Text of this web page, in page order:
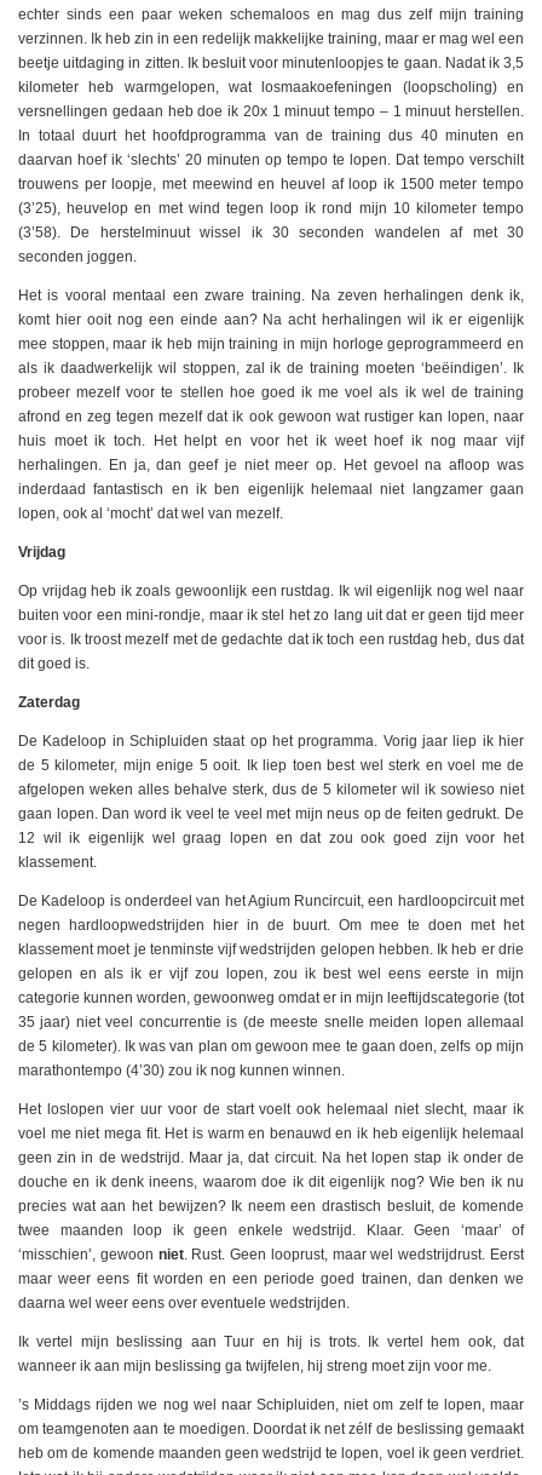
echter sinds een paar weken schemaloos en mag dus zelf mijn training
verzinnen. Ik heb zin in een redelijk makkelijke training, maar er mag wel een
beetje uitdaging in zitten. Ik besluit voor minutenloopjes te gaan. Nadat ik 3,5
kilometer heb warmgelopen, wat losmaakoefeningen (loopscholing) en
versnellingen gedaan heb doe ik 20x 1 minuut tempo – 1 minuut herstellen.
In totaal duurt het hoofdprogramma van de training dus 40 minuten en
daarvan hoef ik ‘slechts’ 20 minuten op tempo te lopen. Dat tempo verschilt
trouwens per loopje, met meewind en heuvel af loop ik 1500 meter tempo
(3’25), heuvelop en met wind tegen loop ik rond mijn 10 kilometer tempo
(3’58). De herstelminuut wissel ik 30 seconden wandelen af met 30
seconden joggen.
Het is vooral mentaal een zware training. Na zeven herhalingen denk ik,
komt hier ooit nog een einde aan? Na acht herhalingen wil ik er eigenlijk
mee stoppen, maar ik heb mijn training in mijn horloge geprogrammeerd en
als ik daadwerkelijk wil stoppen, zal ik de training moeten ‘beëindigen’. Ik
probeer mezelf voor te stellen hoe goed ik me voel als ik wel de training
afrond en zeg tegen mezelf dat ik ook gewoon wat rustiger kan lopen, naar
huis moet ik toch. Het helpt en voor het ik weet hoef ik nog maar vijf
herhalingen. En ja, dan geef je niet meer op. Het gevoel na afloop was
inderdaad fantastisch en ik ben eigenlijk helemaal niet langzamer gaan
lopen, ook al ‘mocht’ dat wel van mezelf.
Vrijdag
Op vrijdag heb ik zoals gewoonlijk een rustdag. Ik wil eigenlijk nog wel naar
buiten voor een mini-rondje, maar ik stel het zo lang uit dat er geen tijd meer
voor is. Ik troost mezelf met de gedachte dat ik toch een rustdag heb, dus dat
dit goed is.
Zaterdag
De Kadeloop in Schipluiden staat op het programma. Vorig jaar liep ik hier
de 5 kilometer, mijn enige 5 ooit. Ik liep toen best wel sterk en voel me de
afgelopen weken alles behalve sterk, dus de 5 kilometer wil ik sowieso niet
gaan lopen. Dan word ik veel te veel met mijn neus op de feiten gedrukt. De
12 wil ik eigenlijk wel graag lopen en dat zou ook goed zijn voor het
klassement.
De Kadeloop is onderdeel van het Agium Runcircuit, een hardloopcircuit met
negen hardloopwedstrijden hier in de buurt. Om mee te doen met het
klassement moet je tenminste vijf wedstrijden gelopen hebben. Ik heb er drie
gelopen en als ik er vijf zou lopen, zou ik best wel eens eerste in mijn
categorie kunnen worden, gewoonweg omdat er in mijn leeftijdscategorie (tot
35 jaar) niet veel concurrentie is (de meeste snelle meiden lopen allemaal
de 5 kilometer). Ik was van plan om gewoon mee te gaan doen, zelfs op mijn
marathontempo (4’30) zou ik nog kunnen winnen.
Het loslopen vier uur voor de start voelt ook helemaal niet slecht, maar ik
voel me niet mega fit. Het is warm en benauwd en ik heb eigenlijk helemaal
geen zin in de wedstrijd. Maar ja, dat circuit. Na het lopen stap ik onder de
douche en ik denk ineens, waarom doe ik dit eigenlijk nog? Wie ben ik nu
precies wat aan het bewijzen? Ik neem een drastisch besluit, de komende
twee maanden loop ik geen enkele wedstrijd. Klaar. Geen ‘maar’ of
‘misschien’, gewoon niet. Rust. Geen looprust, maar wel wedstrijdrust. Eerst
maar weer eens fit worden en een periode goed trainen, dan denken we
daarna wel weer eens over eventuele wedstrijden.
Ik vertel mijn beslissing aan Tuur en hij is trots. Ik vertel hem ook, dat
wanneer ik aan mijn beslissing ga twijfelen, hij streng moet zijn voor me.
’s Middags rijden we nog wel naar Schipluiden, niet om zelf te lopen, maar
om teamgenoten aan te moedigen. Doordat ik net zélf de beslissing gemaakt
heb om de komende maanden geen wedstrijd te lopen, voel ik geen verdriet.